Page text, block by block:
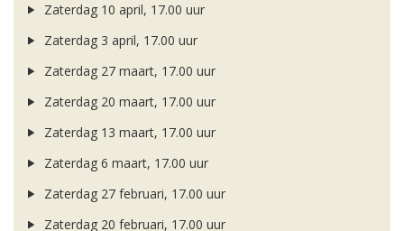
Zaterdag 10 april, 17.00 uur
Zaterdag 3 april, 17.00 uur
Zaterdag 27 maart, 17.00 uur
Zaterdag 20 maart, 17.00 uur
Zaterdag 13 maart, 17.00 uur
Zaterdag 6 maart, 17.00 uur
Zaterdag 27 februari, 17.00 uur
Zaterdag 20 februari, 17.00 uur